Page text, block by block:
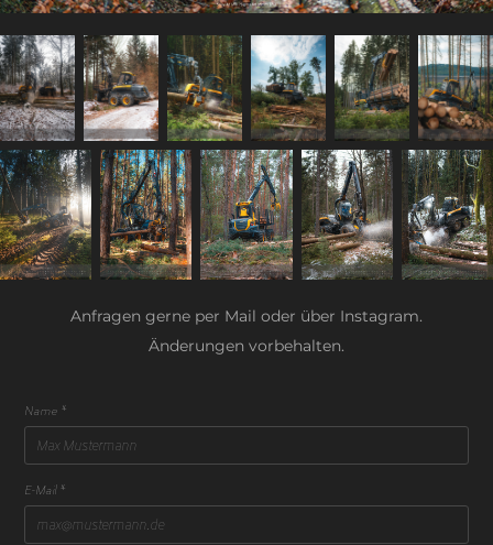
Anfragen gerne per Mail oder über Instagram.
Änderungen vorbehalten.
Name *
E-Mail *